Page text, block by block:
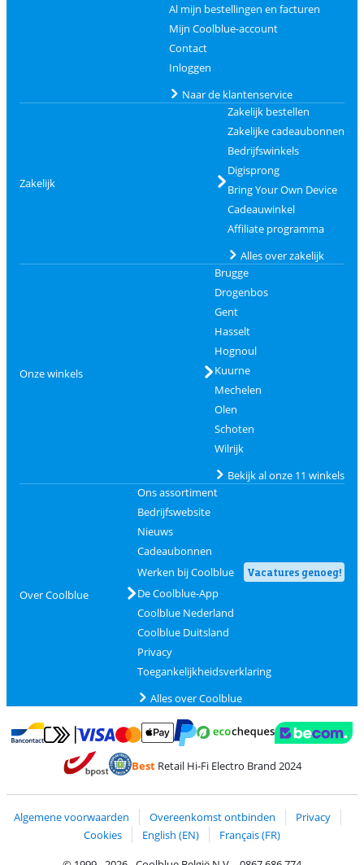
Al mijn bestellingen en facturen
Mijn Coolblue-account
Contact
Inloggen
Naar de klantenservice
Zakelijk
Zakelijk bestellen
Zakelijke cadeaubonnen
Bedrijfswinkels
Digisprong
Bring Your Own Device
Cadeauwinkel
Affiliate programma
Alles over zakelijk
Onze winkels
Brugge
Drogenbos
Gent
Hasselt
Hognoul
Kuurne
Mechelen
Olen
Schoten
Wilrijk
Bekijk al onze 11 winkels
Over Coolblue
Ons assortiment
Bedrijfswebsite
Nieuws
Cadeaubonnen
Werken bij Coolblue
Vacatures genoeg!
De Coolblue-App
Coolblue Nederland
Coolblue Duitsland
Privacy
Toegankelijkheidsverklaring
Alles over Coolblue
Betalen met Bancontact
Betalen met MasterCard en Visa via ClickToPay
BestRetail Hi-Fi Electro Brand 2024
Algemene voorwaarden Overeenkomst ontbinden
Privacy
Cookies
English (EN)
Français (FR)